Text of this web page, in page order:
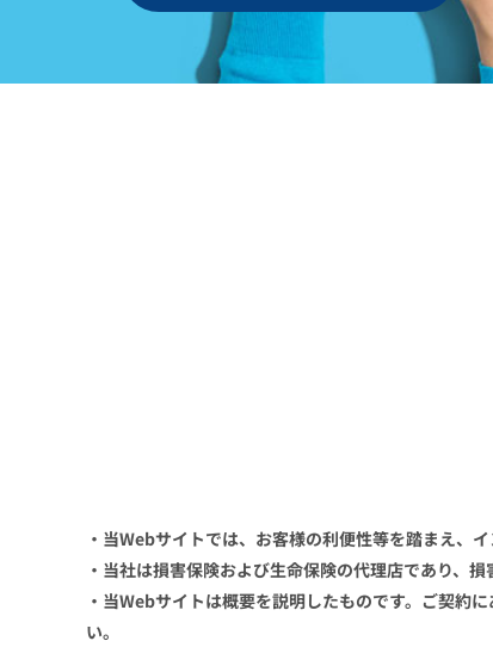
・当Webサイトでは、お客様の利便性等を踏まえ、
・当社は損害保険および生命保険の代理店であり、
・当Webサイトは概要を説明したものです。ご契約
い。